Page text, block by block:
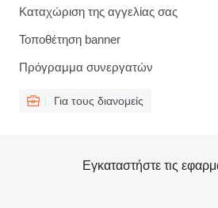
Καταχώριση της αγγελίας σας
Τοποθέτηση banner
Πρόγραμμα συνεργατών
Για τους διανομείς
Εγκαταστήστε τις